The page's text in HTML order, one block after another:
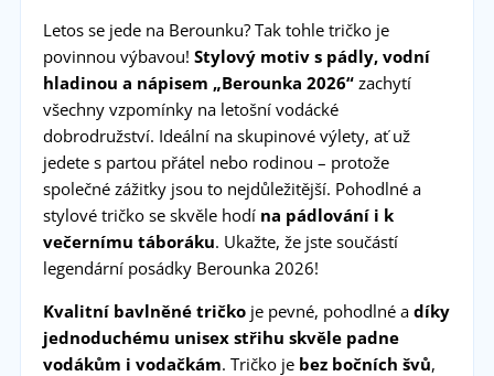
Letos se jede na Berounku? Tak tohle tričko je
povinnou výbavou! Stylový motiv s pádly, vodní
hladinou a nápisem „Berounka 2026“zachytí
všechny vzpomínky na letošní vodácké
dobrodružství. Ideální na skupinové výlety, ať už
jedete s partou přátel nebo rodinou – protože
společné zážitky jsou to nejdůležitější. Pohodlné a
stylové tričko se skvěle hodí na pádlování i k
večernímu táboráku. Ukažte, že jste součástí
legendární posádky Berounka 2026!
Kvalitní bavlněné tričkoje pevné, pohodlné a díky
jednoduchému unisex střihu skvěle padne
vodákům i vodačkám. Tričko je bez bočních švů,